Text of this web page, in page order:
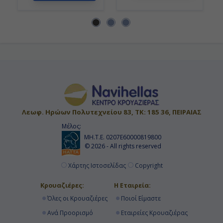
Ημέρα 17η
Κοπεγχάγη, Δανία
Όσλο, Νορβηγία
Λεωφ. Ηρώων Πολυτεχνείου 83, ΤΚ: 185 36, ΠΕΙΡΑΙΑΣ
Μέλος:
ΜΗ.Τ.Ε. 0207Ε60000819800
© 2026 - All rights reserved
Χάρτης Ιστοσελίδας Copyright
Κρουαζιέρες:
Όλες οι Κρουαζιέρες
Ανά Προορισμό
Η Εταιρεία:
Ποιοί Είμαστε
Εταιρείες Κρουαζιέρας